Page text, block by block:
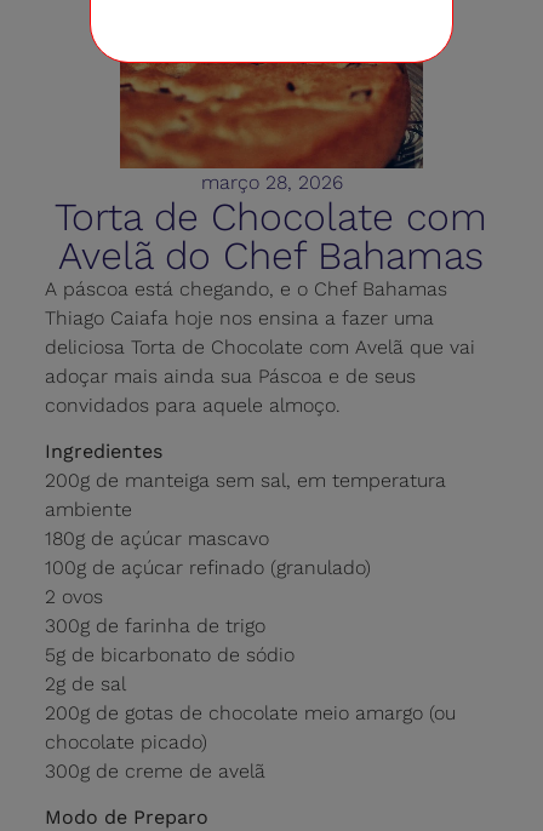
março 28, 2026
Torta de Chocolate com
Avelã do Chef Bahamas
A páscoa está chegando, e o Chef Bahamas
Thiago Caiafa hoje nos ensina a fazer uma
deliciosa Torta de Chocolate com Avelã que vai
adoçar mais ainda sua Páscoa e de seus
convidados para aquele almoço.
Ingredientes
200g de manteiga sem sal, em temperatura
ambiente
180g de açúcar mascavo
100g de açúcar refinado (granulado)
2 ovos
300g de farinha de trigo
5g de bicarbonato de sódio
2g de sal
200g de gotas de chocolate meio amargo (ou
chocolate picado)
300g de creme de avelã
Modo de Preparo